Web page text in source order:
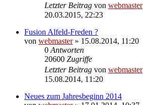
Letzter Beitrag von webmaster
20.03.2015, 22:23
Fusion Alfeld-Freden ?
von webmaster» 15.08.2014, 11:20
0 Antworten
20600 Zugriffe
Letzter Beitrag von webmaster
15.08.2014, 11:20
Neues zum Jahresbeginn 2014